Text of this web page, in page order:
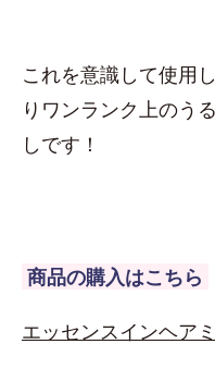
これを意識して使用
りワンランク上のう
しです！
商品の購入はこちら
エッセンスインヘア